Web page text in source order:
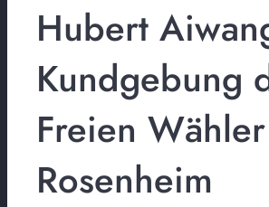
Hubert
Kundgebung
Freien
Rosenheim